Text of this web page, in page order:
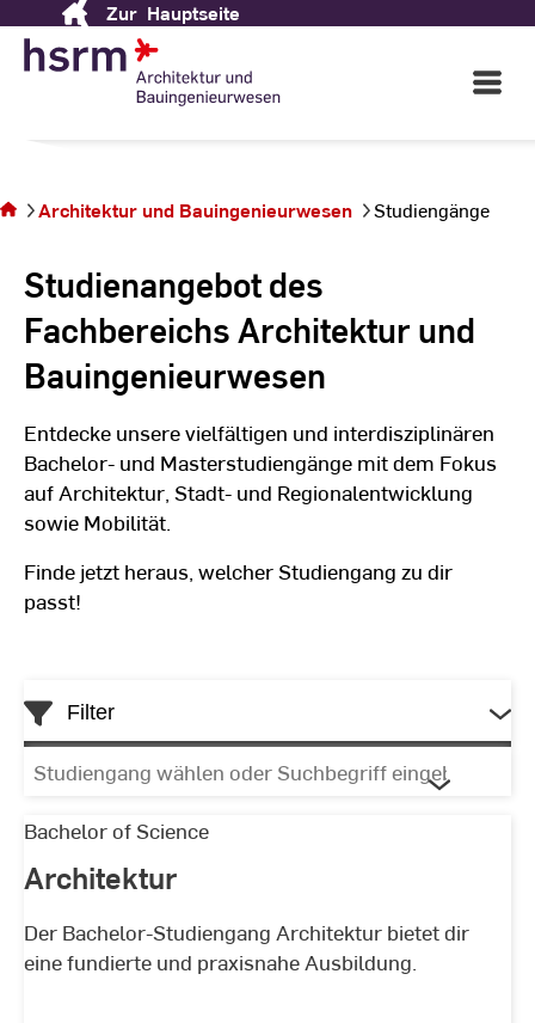
Content
Zur Hauptseite
Open
Main
und Bauingenieurwesen
sich auf der
SeiteArchitektur und Bauingenieurwesen Studiengänge
Studienangebot des
Fachbereichs Architektur und
Bauingenieurwesen
Entdecke unsere vielfältigen und interdisziplinären
Bachelor- und Masterstudiengänge mit dem Fokus
auf Architektur, Stadt- und Regionalentwicklung
sowie Mobilität.
Finde jetzt heraus, welcher Studiengang zu dir
passt!
Filter
Studiengang
oder
eingeben
Liste
der
Studiengänge
Architektur
Bachelor of Science
Architektur
Der Bachelor-Studiengang Architektur bietet dir
eine fundierte und praxisnahe Ausbildung.